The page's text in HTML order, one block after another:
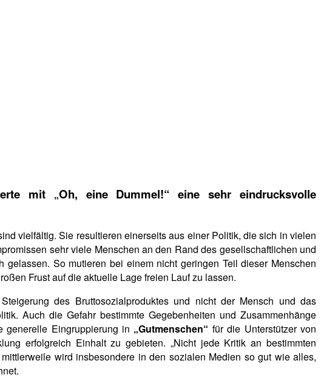
mit „Oh, eine Dummel!“ eine sehr eindrucksvolle
vielfältig. Sie resultieren einerseits aus einer Politik, die sich in vielen
sehr viele Menschen an den Rand des gesellschaftlichen und
So mutieren bei einem nicht geringen Teil dieser Menschen
Frust auf die aktuelle Lage freien Lauf zu lassen.
des Bruttosozialproduktes und nicht der Mensch und das
Auch die Gefahr bestimmte Gegebenheiten und Zusammenhänge
Eingruppierung in „Gutmenschen“ für die Unterstützer von
erfolgreich Einhalt zu gebieten. „Nicht jede Kritik an bestimmten
wird insbesondere in den sozialen Medien so gut wie alles,